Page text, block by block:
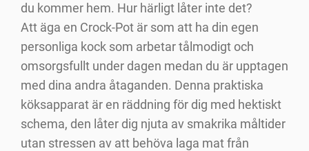
du kommer hem. Hur härligt låter inte det?
Att äga en Crock-Pot är som att ha din egen
personliga kock som arbetar tålmodigt och
omsorgsfullt under dagen medan du är upptagen
med dina andra åtaganden. Denna praktiska
köksapparat är en räddning för dig med hektiskt
schema, den låter dig njuta av smakrika måltider
utan stressen av att behöva laga mat från